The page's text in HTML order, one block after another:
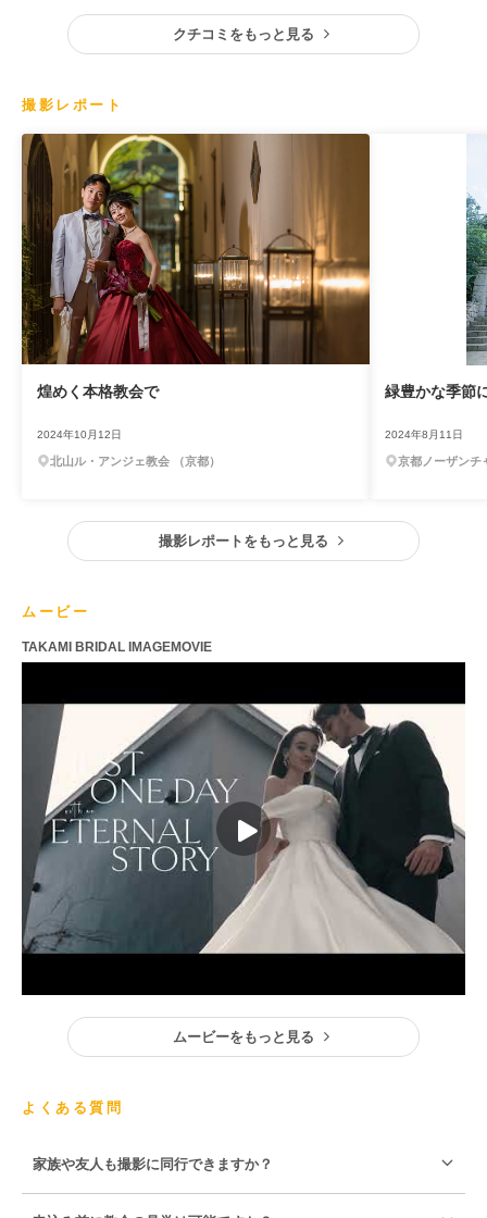
くり見返して思い出にひたります。。。
クチコミをもっと見る
撮影レポート
煌めく本格教会で
2024年10月12日
北山ル・アンジェ教会 （京都）
緑豊かな季節
2024年8月11日
京都ノーザンチ
撮影レポートをもっと見る
ムービー
TAKAMI BRIDAL IMAGEMOVIE
ムービーをもっと見る
よくある質問
家族や友人も撮影に同行できますか？